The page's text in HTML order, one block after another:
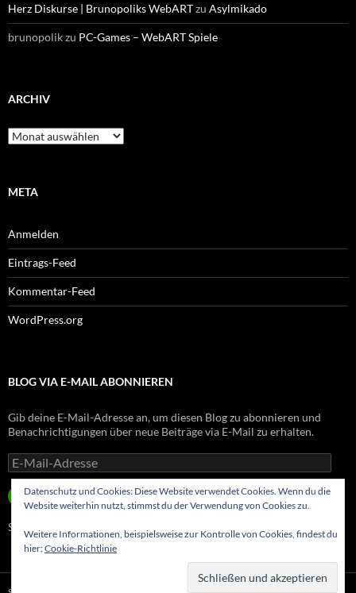
Herz Diskurse | Brunopoliks WebARTzu Asylmikado
brunopolikzu PC-Games – WebART Spiele
ARCHIV
Archiv
META
Anmelden
Eintrags-Feed
Kommentar-Feed
WordPress.org
BLOG VIA E-MAIL ABONNIEREN
Gib deine E-Mail-Adresse an, um diesen Blog zu abonnieren und
Benachrichtigungen über neue Beiträge via E-Mail zu erhalten.
E-
Mail-
Adresse
ABONNIEREN
Schließe dich 8 anderen Abonnenten an
Datenschutz und Cookies: Diese Website verwendet Cookies. Wenn du die
Website weiterhin nutzt, stimmst du der Verwendung von Cookies zu.
Weitere Informationen, beispielsweise zur Kontrolle von Cookies, findest du
hier:Cookie-Richtlinie